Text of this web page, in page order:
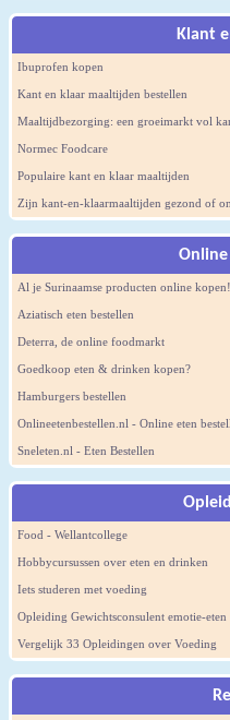
Klant
Ibuprofen kopen
Kant en klaar maaltijden bestellen
Maaltijdbezorging: een groeimarkt vol
Normec Foodcare
Populaire kant en klaar maaltijden
Zijn kant-en-klaarmaaltijden gezond of
Al je Surinaamse producten online kopen!
Aziatisch eten bestellen
Deterra, de online foodmarkt
Goedkoop eten & drinken kopen?
Hamburgers bestellen
Onlineetenbestellen.nl - Online eten
Sneleten.nl - Eten Bestellen
Food - Wellantcollege
Hobbycursussen over eten en drinken
Iets studeren met voeding
Opleiding Gewichtsconsulent emotie-eten
Vergelijk 33 Opleidingen over Voeding